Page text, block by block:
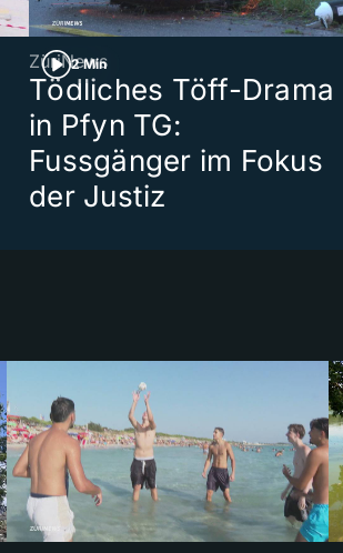
2 Min
ZüriNews
Tödliches Töff-Drama
in Pfyn TG:
Fussgänger im Fokus
der Justiz